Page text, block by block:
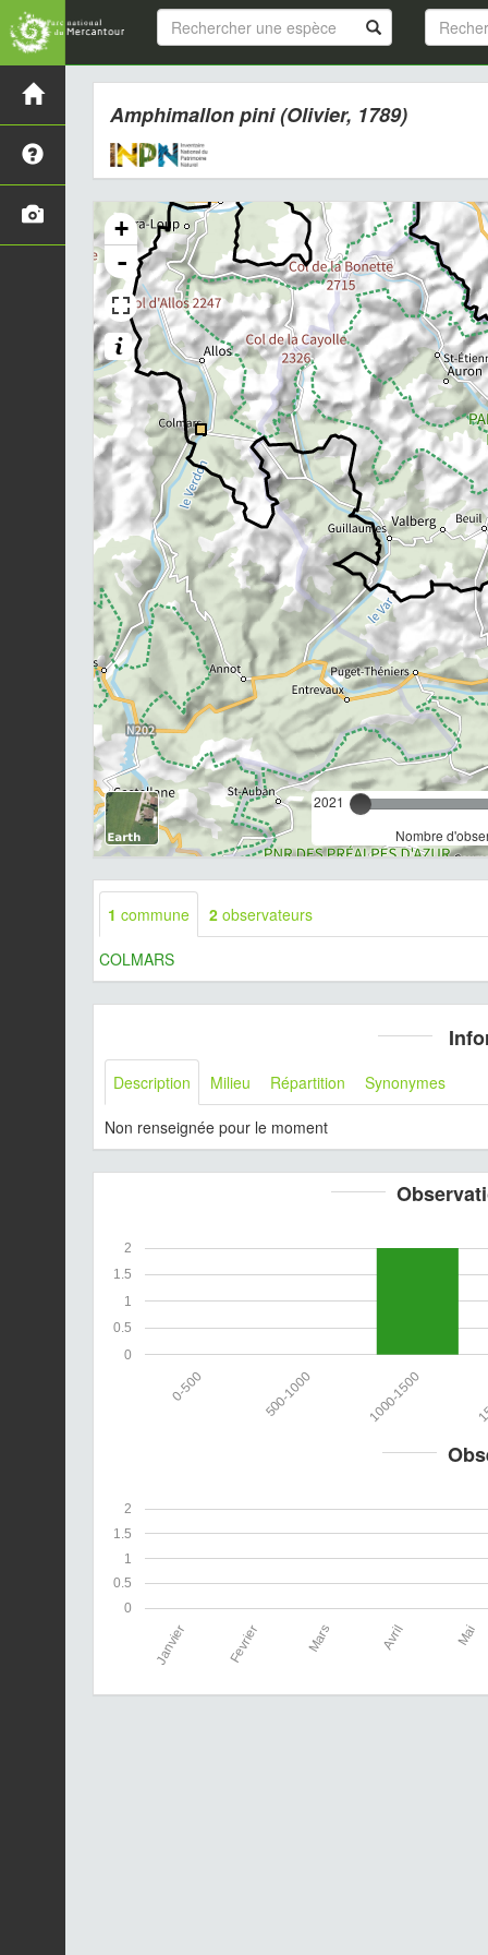
Amphimallon pini(Olivier, 1789)
+
-
2021
Nombre
1 commune 2 observateurs
COLMARS
Description Milieu Répartition Synonymes
Non renseignée pour le moment
0
0.5
1
1.5
2
1000-1500
500-1000
0-500
0
0.5
1
1.5
2
Mai
Avril
Mars
Fevrier
Janvier